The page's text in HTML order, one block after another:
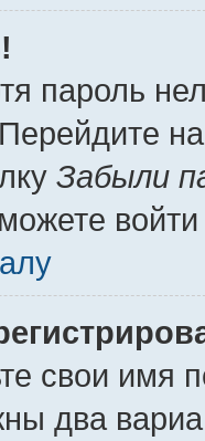
пароль
Забыли
свои имя
два